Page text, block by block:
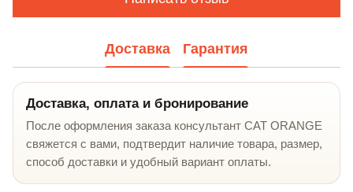
Доставка Гарантия
Доставка, оплата и бронирование
После оформления заказа консультант CAT ORANGE
свяжется с вами, подтвердит наличие товара, размер,
способ доставки и удобный вариант оплаты.